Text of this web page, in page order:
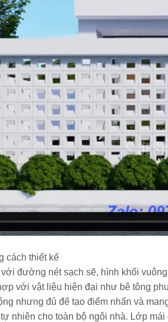
cách thiết kế
đường nét sạch sẽ, hình khối
với vật liệu hiện đại như bê tông
nhưng đủ để tạo điểm nhấn và
nhiên cho toàn bộ ngôi nhà. Lớp